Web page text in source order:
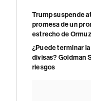
Trump suspende
promesa de un
estrecho de Ormuz
¿Puede terminar
divisas? Goldman
riesgos